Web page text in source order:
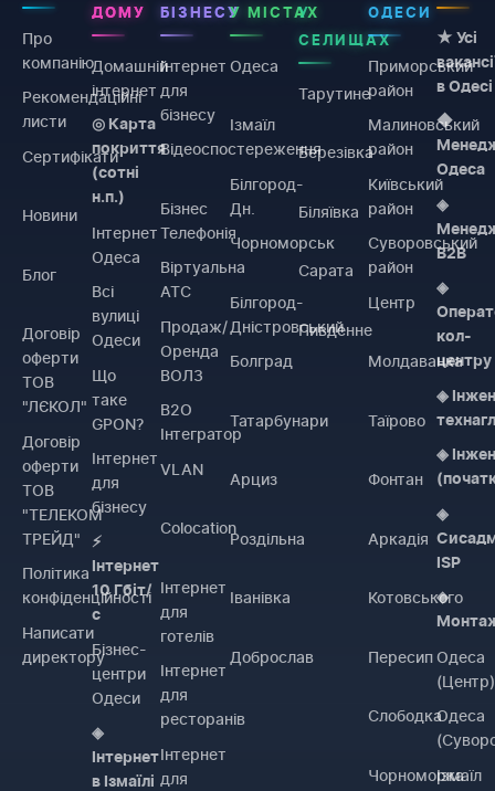
Про
компанію
Рекомендаційні
листи
Сертифікати
Новини
Блог
Договiр
оферти
ТОВ
"ЛЄКОЛ"
Договiр
оферти
ТОВ
"ТЕЛЕКОМ
ТРЕЙД"
Політика
конфіденційності
Написати
директору
ДОМУ
Домашній
інтернет
◎ Карта
покриття
(сотні
н.п.)
Інтернет
Одеса
Всі
вулиці
Одеси
Що
таке
GPON?
Інтернет
для
бізнесу
⚡
Інтернет
10 Гбіт/
с
Бізнес-
центри
Одеси
◈
Інтернет
в Ізмаїлі
БІЗНЕСУ
Інтернет
для
бізнесу
Відеоспостереження
Бізнес
Телефонія
Віртуальна
АТС
Продаж/
Оренда
ВОЛЗ
B2O
Інтегратор
VLAN
Colocation
Інтернет
для
готелів
Інтернет
для
ресторанів
Інтернет
для
У МІСТАХ
Одеса
Ізмаїл
Білгород-
Дн.
Чорноморськ
Білгород-
Дністровський
Болград
Татарбунари
Арциз
Роздільна
Іванівка
Доброслав
У
СЕЛИЩАХ
Тарутине
Березівка
Біляївка
Сарата
Пивденне
ОДЕСИ
Приморський
район
Малиновський
район
Київський
район
Суворовський
район
Центр
Молдаванка
Таїрово
Фонтан
Аркадія
Котовського
Пересип
Слободка
Чорноморка
★ Усі
в Одесі
◆
Одеса
◈
B2B
◈
кол-
центру
◈
◈
◈
ISP
◈
Одеса
(Центр)
Одеса
Ізмаїл